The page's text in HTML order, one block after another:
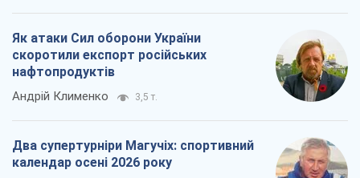
Як атаки Сил оборони України
скоротили експорт російських
нафтопродуктів
Андрій Клименко 3,5 т.
Два супертурніри Магучіх: спортивний
календар осені 2026 року